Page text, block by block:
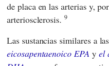
de placa en las arterias y,
arteriosclerosis.9
Las sustancias similares a
eicosapentaenoico EPA y el